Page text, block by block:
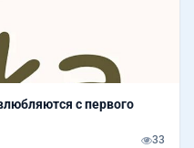
с первого
33